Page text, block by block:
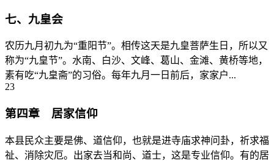
七、九皇会
农历九月初九为“重阳节”。相传这天是九皇菩萨生日，所以又
称为“九皇节”。水南、白沙、文峰、葛山、金滩、黄桥等地，
素有吃“九皇斋”的习俗。每年九月一日前后，家家户...
23
第四章 居家信仰
本县民众主要是佛、道信仰，也就是进寺庙求神问卦，祈求福
祉、消除灾厄。出家去当和尚、道士，这是专业信仰。有的居